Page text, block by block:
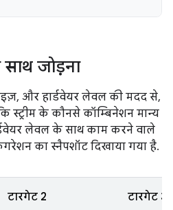
जोड़ना
और हार्डवेयर लेवल की मदद से,
स्ट्रीम के कौनसे कॉम्बिनेशन मान्य
लेवल के साथ काम करने वाले
का स्नैपशॉट दिखाया गया है.
टारगेट 2 टारगेट 3